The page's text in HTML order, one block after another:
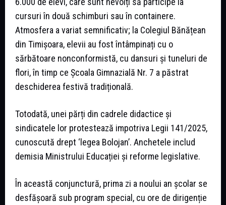
cursuri în două schimburi sau în containere.
Atmosfera a variat semnificativ; la Colegiul Bănățean
din Timișoara, elevii au fost întâmpinați cu o
sărbătoare nonconformistă, cu dansuri și tuneluri de
flori, în timp ce Școala Gimnazială Nr. 7 a păstrat
deschiderea festivă tradițională.
Totodată, unei părți din cadrele didactice și
sindicatele lor protestează impotriva Legii 141/2025,
cunoscută drept ‘legea Bolojan’. Anchetele includ
demisia Ministrului Educației și reforme legislative.
În această conjunctură, prima zi a noului an școlar se
desfășoară sub program special, cu ore de dirigenție